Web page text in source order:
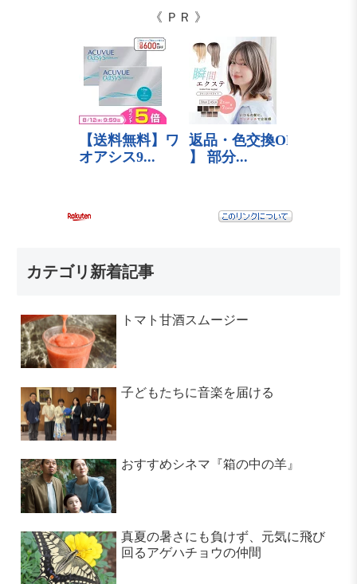
《 ＰＲ 》
カテゴリ新着記事
トマト甘酒スムージー
子どもたちに音楽を届ける
おすすめシネマ『箱の中の羊』
真夏の暑さにも負けず、元気に飛び
回るアゲハチョウの仲間